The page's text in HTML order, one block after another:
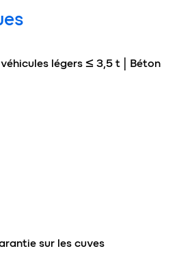
légers ≤ 3,5 t | Béton
sur les cuves